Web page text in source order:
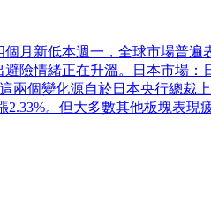
月新低本週一，全球市場普
險情緒正在升溫。日本市場
個變化源自於日本央行總裁
。但大多數其他板塊表